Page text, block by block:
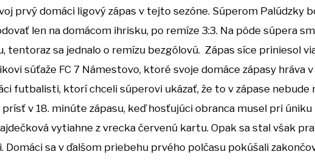
prvý domáci ligový zápas v tejto sezóne. Súperom Palúdzky
len na domácom ihrisku, po remíze 3:3. Na pôde súpera
tentoraz sa jednalo o remízu bezgólovú. Zápas síce priniesol
súťaže FC 7 Námestovo, ktoré svoje domáce zápasy hráva v
futbalisti, ktorí chceli súperovi ukázať, že to v zápase nebude
v 18. minúte zápasu, keď hosťujúci obranca musel pri
vytiahne z vrecka červenú kartu. Opak sa stal však
sa v ďalšom priebehu prvého polčasu pokúšali